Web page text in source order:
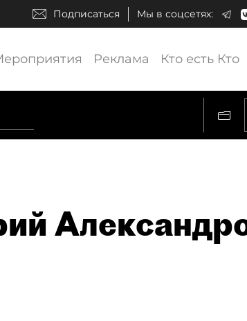
Подписаться Мы в соцсетях:
Реклама Кто есть Кто